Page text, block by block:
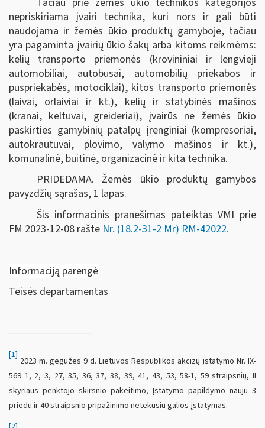
nepriskiriama įvairi technika, kuri nors ir gali būti
naudojama ir žemės ūkio produktų gamyboje, tačiau
yra pagaminta įvairių ūkio šakų arba kitoms reikmėms:
kelių transporto priemonės (krovininiai ir lengvieji
automobiliai, autobusai, automobilių priekabos ir
puspriekabės, motociklai), kitos transporto priemonės
(laivai, orlaiviai ir kt.), kelių ir statybinės mašinos
(kranai, keltuvai, greideriai), įvairūs ne žemės ūkio
paskirties gamybinių patalpų įrenginiai (kompresoriai,
autokrautuvai, plovimo, valymo mašinos ir kt.),
komunalinė, buitinė, organizacinė ir kita technika.
PRIDEDAMA. Žemės ūkio produktų gamybos
pavyzdžių sąrašas, 1 lapas.
Šis informacinis pranešimas pateiktas VMI prie
FM 2023-12-08 rašte Nr. (18.2-31-2 Mr) RM-42022.
Informaciją parengė
Teisės departamentas
[1]
2023 m. gegužės 9 d. Lietuvos Respublikos akcizų įstatymo Nr. IX-
569 1, 2, 3, 27, 35, 36, 37, 38, 39, 41, 43, 53, 58-1, 59 straipsnių, II
skyriaus penktojo skirsnio pakeitimo, Įstatymo papildymo nauju 3
priedu ir 40 straipsnio pripažinimo netekusiu galios įstatymas.